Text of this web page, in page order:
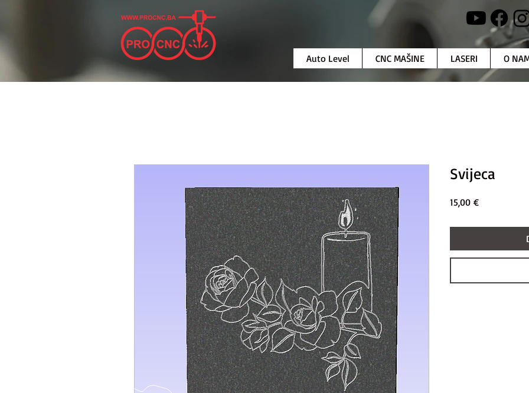
Auto Level CNC MAŠINE LASERI O
Svijeca
15,00 €Price